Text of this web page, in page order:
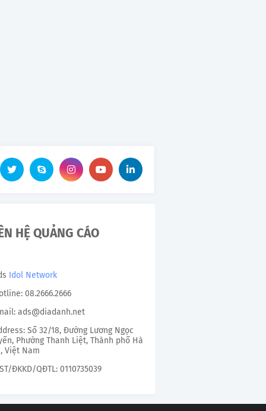
HỆ QUẢNG CÁO
Idol Network
08.2666.2666
ads@diadanh.net
Số 32/18, Đường Lương Ngọc
Phường Thanh Liệt, Thành phố Hà
Việt Nam
ĐKKD/QĐTL: 0110735039